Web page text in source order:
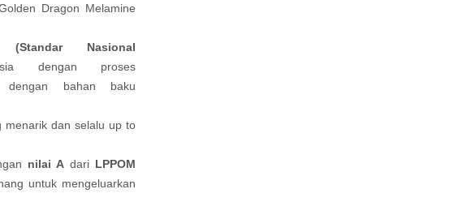
Dragon Melamine
Nasional
dengan proses
dengan bahan baku
menarik dan selalu up to
nilai A dari LPPOM
untuk mengeluarkan